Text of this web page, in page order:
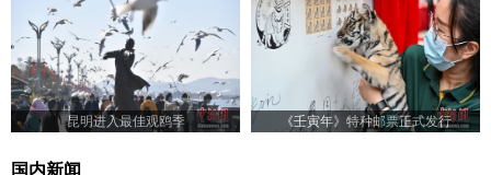
昆明进入最佳观鸥季 《壬寅年》特种邮票正式发行
国内新闻